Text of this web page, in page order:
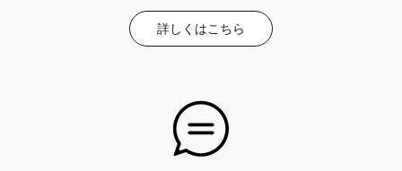
詳しくはこちら